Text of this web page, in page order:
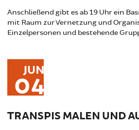
Anschließend gibt es ab 19 Uhr ein
mit Raum zur Vernetzung und
Einzelpersonen und bestehende
JUN
04
TRANSPIS MALEN UND